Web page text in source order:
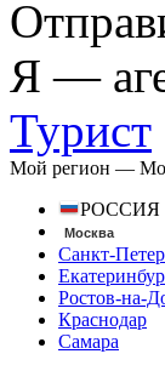
Я —
Турист
Мой регион —
РОССИЯ
Москва
Санкт-
Ростов-на-
Краснодар
Самара